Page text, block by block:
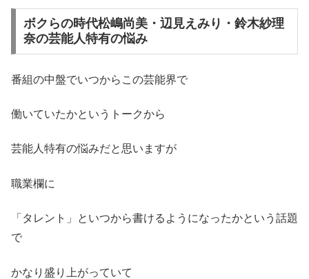
ボクらの時代松嶋尚美・辺見えみり・鈴木紗理
奈の芸能人特有の悩み
番組の中盤でいつからこの芸能界で
働いていたかというトークから
芸能人特有の悩みだと思いますが
職業欄に
「タレント」といつから書けるようになったかという話題
で
かなり盛り上がっていて